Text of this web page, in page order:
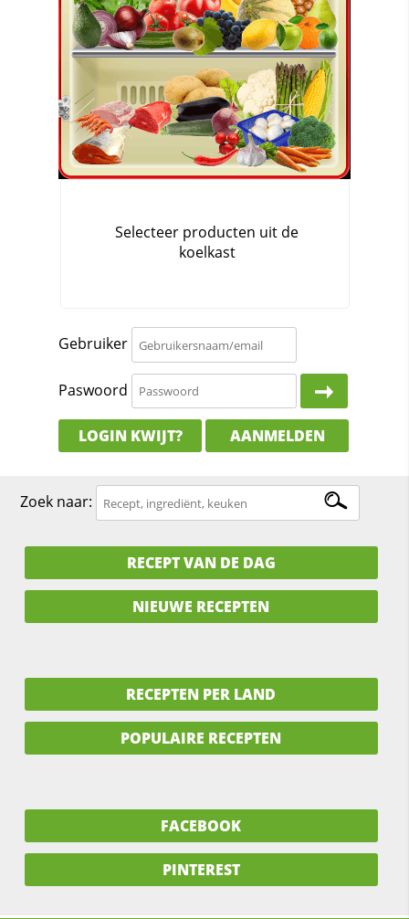
Gebruiker
Paswoord
LOGIN KWIJT? AANMELDEN
Zoek naar:
RECEPT VAN DE DAG
NIEUWE RECEPTEN
RECEPTEN PER LAND
POPULAIRE RECEPTEN
FACEBOOK
PINTEREST